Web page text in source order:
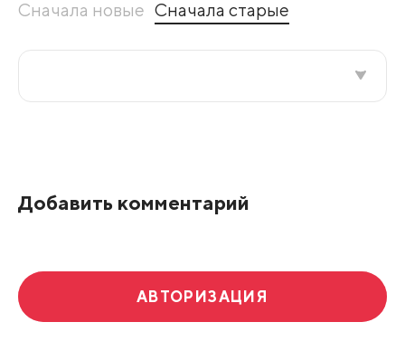
Сначала новые Сначала старые
Добавить комментарий
АВТОРИЗАЦИЯ